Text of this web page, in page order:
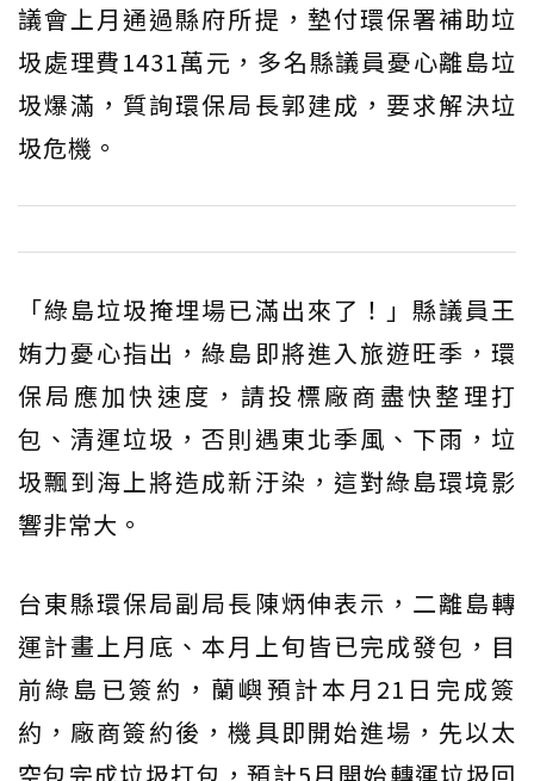
議會上月通過縣府所提，墊付環保署補助垃
圾處理費1431萬元，多名縣議員憂心離島垃
圾爆滿，質詢環保局長郭建成，要求解決垃
圾危機。
「綠島垃圾掩埋場已滿出來了！」縣議員王
姷力憂心指出，綠島即將進入旅遊旺季，環
保局應加快速度，請投標廠商盡快整理打
包、清運垃圾，否則遇東北季風、下雨，垃
圾飄到海上將造成新汙染，這對綠島環境影
響非常大。
台東縣環保局副局長陳炳伸表示，二離島轉
運計畫上月底、本月上旬皆已完成發包，目
前綠島已簽約，蘭嶼預計本月21日完成簽
約，廠商簽約後，機具即開始進場，先以太